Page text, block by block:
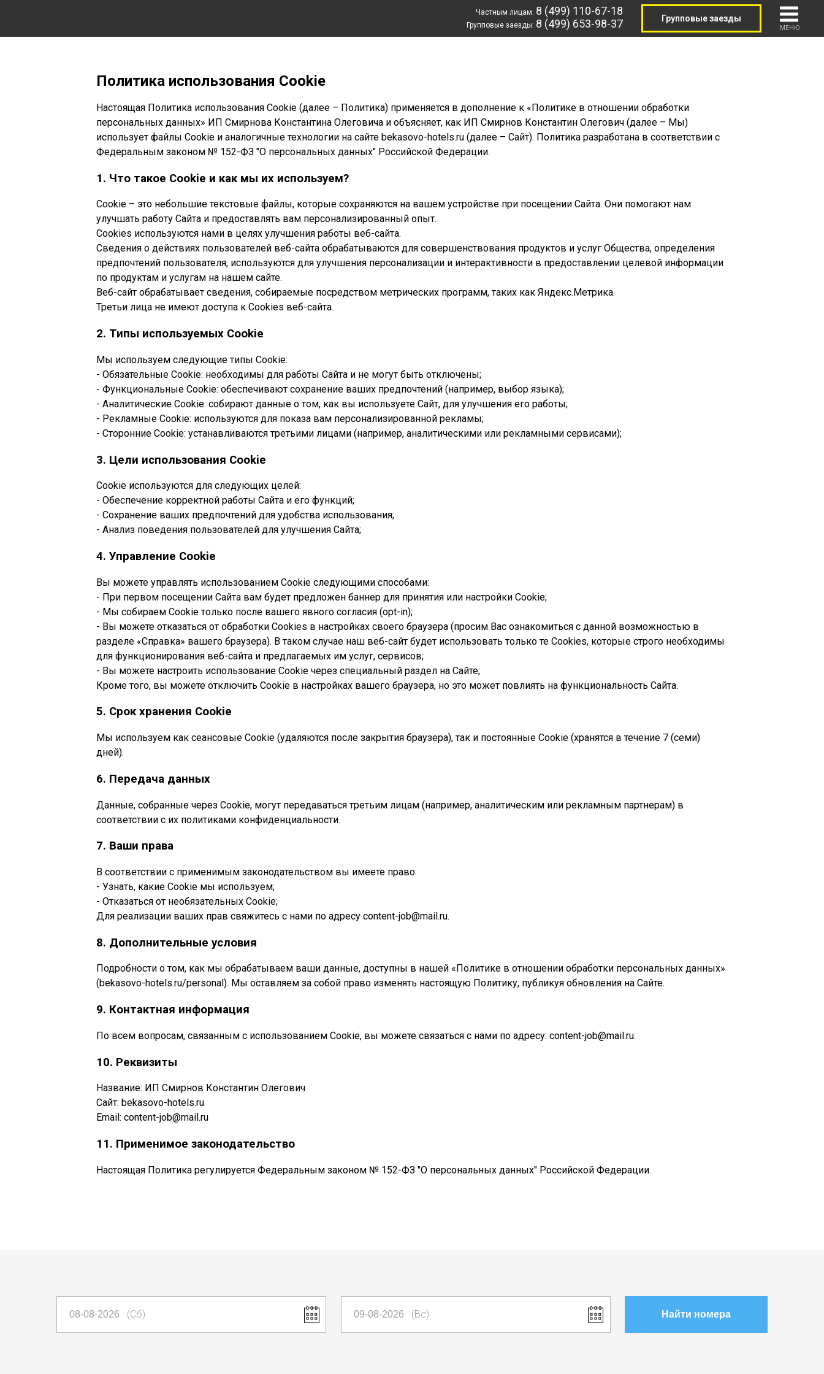
Частным лицам: 8 (499) 110-67-18
Групповые заезды: 8 (499) 653-98-37 Групповые заезды
МЕНЮ
Политика использования Cookie
Настоящая Политика использования Cookie (далее – Политика) применяется в дополнение к «Политике в отношении обработки
персональных данных» ИП Смирнова Константина Олеговича и объясняет, как ИП Смирнов Константин Олегович (далее – Мы)
использует файлы Cookie и аналогичные технологии на сайте bekasovo-hotels.ru (далее – Сайт). Политика разработана в соответствии с
Федеральным законом № 152-ФЗ "О персональных данных" Российской Федерации.
1. Что такое Cookie и как мы их используем?
Cookie – это небольшие текстовые файлы, которые сохраняются на вашем устройстве при посещении Сайта. Они помогают нам
улучшать работу Сайта и предоставлять вам персонализированный опыт.
Сookies используются нами в целях улучшения работы веб-сайта.
Сведения о действиях пользователей веб-сайта обрабатываются для совершенствования продуктов и услуг Общества, определения
предпочтений пользователя, используются для улучшения персонализации и интерактивности в предоставлении целевой информации
по продуктам и услугам на нашем сайте.
Веб-сайт обрабатывает сведения, собираемые посредством метрических программ, таких как Яндекс.Метрика.
Третьи лица не имеют доступа к Cookies веб-сайта.
2. Типы используемых Cookie
Мы используем следующие типы Cookie:
- Обязательные Cookie: необходимы для работы Сайта и не могут быть отключены;
- Функциональные Cookie: обеспечивают сохранение ваших предпочтений (например, выбор языка);
- Аналитические Cookie: собирают данные о том, как вы используете Сайт, для улучшения его работы;
- Рекламные Cookie: используются для показа вам персонализированной рекламы;
- Сторонние Cookie: устанавливаются третьими лицами (например, аналитическими или рекламными сервисами);
3. Цели использования Cookie
Cookie используются для следующих целей:
- Обеспечение корректной работы Сайта и его функций;
- Сохранение ваших предпочтений для удобства использования;
- Анализ поведения пользователей для улучшения Сайта;
4. Управление Cookie
Вы можете управлять использованием Cookie следующими способами:
- При первом посещении Сайта вам будет предложен баннер для принятия или настройки Cookie;
- Мы собираем Cookie только после вашего явного согласия (opt-in);
- Вы можете отказаться от обработки Cookies в настройках своего браузера (просим Вас ознакомиться с данной возможностью в
разделе «Справка» вашего браузера). В таком случае наш веб-сайт будет использовать только те Cookies, которые строго необходимы
для функционирования веб-сайта и предлагаемых им услуг, сервисов;
- Вы можете настроить использование Cookie через специальный раздел на Сайте;
Кроме того, вы можете отключить Cookie в настройках вашего браузера, но это может повлиять на функциональность Сайта.
5. Срок хранения Cookie
Мы используем как сеансовые Cookie (удаляются после закрытия браузера), так и постоянные Cookie (хранятся в течение 7 (семи)
дней).
6. Передача данных
Данные, собранные через Cookie, могут передаваться третьим лицам (например, аналитическим или рекламным партнерам) в
соответствии с их политиками конфиденциальности.
7. Ваши права
В соответствии с применимым законодательством вы имеете право:
- Узнать, какие Cookie мы используем;
- Отказаться от необязательных Cookie;
Для реализации ваших прав свяжитесь с нами по адресу content-job@mail.ru.
8. Дополнительные условия
Подробности о том, как мы обрабатываем ваши данные, доступны в нашей «Политике в отношении обработки персональных данных»
(bekasovo-hotels.ru/personal). Мы оставляем за собой право изменять настоящую Политику, публикуя обновления на Сайте.
9. Контактная информация
По всем вопросам, связанным с использованием Cookie, вы можете связаться с нами по адресу: content-job@mail.ru.
10. Реквизиты
Название: ИП Смирнов Константин Олегович
Сайт: bekasovo-hotels.ru
Email: content-job@mail.ru
11. Применимое законодательство
Настоящая Политика регулируется Федеральным законом № 152-ФЗ "О персональных данных" Российской Федерации.
(Сб) (Вс) Найти номера